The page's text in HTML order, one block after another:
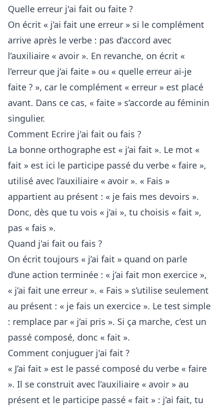
Quelle erreur j'ai fait ou faite ?
On écrit « j’ai fait une erreur » si le complément
arrive après le verbe : pas d’accord avec
l’auxiliaire « avoir ». En revanche, on écrit «
l’erreur que j’ai faite » ou « quelle erreur ai-je
faite ? », car le complément « erreur » est placé
avant. Dans ce cas, « faite » s’accorde au féminin
singulier.
Comment Ecrire j'ai fait ou fais ?
La bonne orthographe est « j’ai fait ». Le mot «
fait » est ici le participe passé du verbe « faire »,
utilisé avec l’auxiliaire « avoir ». « Fais »
appartient au présent : « je fais mes devoirs ».
Donc, dès que tu vois « j’ai », tu choisis « fait »,
pas « fais ».
Quand j'ai fait ou fais ?
On écrit toujours « j’ai fait » quand on parle
d’une action terminée : « j’ai fait mon exercice »,
« j’ai fait une erreur ». « Fais » s’utilise seulement
au présent : « je fais un exercice ». Le test simple
: remplace par « j’ai pris ». Si ça marche, c’est un
passé composé, donc « fait ».
Comment conjuguer j'ai fait ?
« J’ai fait » est le passé composé du verbe « faire
». Il se construit avec l’auxiliaire « avoir » au
présent et le participe passé « fait » : j’ai fait, tu